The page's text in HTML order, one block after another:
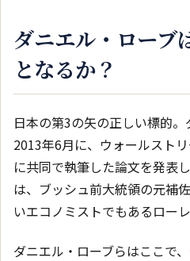
ダニエル・ローブ
となるか？
日本の第3の矢の正しい標的
2013年6月に、ウォールスト
に共同で執筆した論文を発表
は、ブッシュ前大統領の元補
いエコノミストでもあるロー
ダニエル・ローブらはここで、